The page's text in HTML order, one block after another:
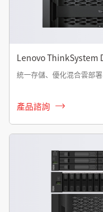
Lenovo ThinkSystem
統一存儲、優化混合雲部
產品諮詢